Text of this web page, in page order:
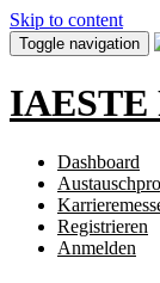
Skip to content
Toggle navigation
Dashboard
Registrieren
Anmelden